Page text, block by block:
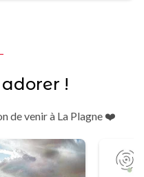
!
de venir à La Plagne ❤️